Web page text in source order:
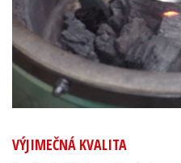
VÝJIMEČNÁ KVALITA